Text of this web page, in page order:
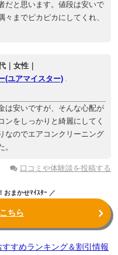
だと思います。値段は安いで
までピカピカにしてくれ、
｜女性｜
(ユアマイスター)
は安いですが、そんな心配が
ンをしっかりと綺麗にしてく
なのでエアコンクリーニング
。
口コミや体験談を投稿する
おまかせﾏｲｽﾀｰ ／
ちら
すめランキング＆割引情報